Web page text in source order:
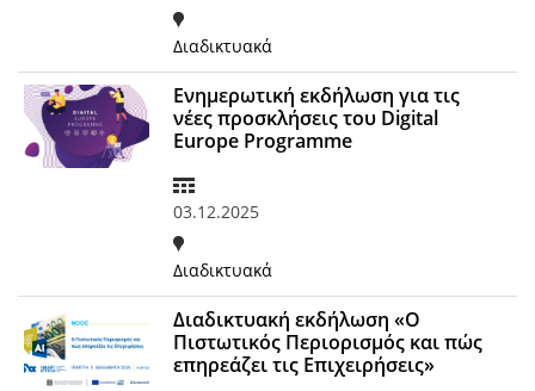
Διαδικτυακά
Ενημερωτική εκδήλωση για τις
νέες προσκλήσεις του Digital
Europe Programme
03.12.2025
Διαδικτυακά
Διαδικτυακή εκδήλωση «Ο
Πιστωτικός Περιορισμός και πώς
επηρεάζει τις Επιχειρήσεις»